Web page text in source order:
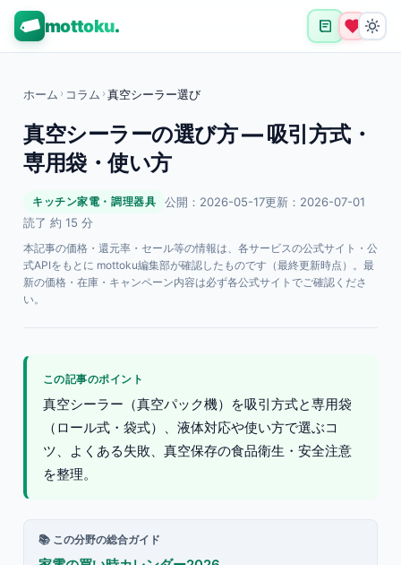
mottoku.
ホーム › コラム › 真空シーラー選び
真空シーラーの選び方 — 吸引方式・
専用袋・使い方
キッチン家電・調理器具 公開：2026-05-17更新：2026-07-01
読了 約 15 分
本記事の価格・還元率・セール等の情報は、各サービスの公式サイト・公
式APIをもとに mottoku編集部が確認したものです（最終更新時点）。最
新の価格・在庫・キャンペーン内容は必ず各公式サイトでご確認くださ
い。
この記事のポイント
真空シーラー（真空パック機）を吸引方式と専用袋
（ロール式・袋式）、液体対応や使い方で選ぶコ
ツ、よくある失敗、真空保存の食品衛生・安全注意
を整理。
📚 この分野の総合ガイド